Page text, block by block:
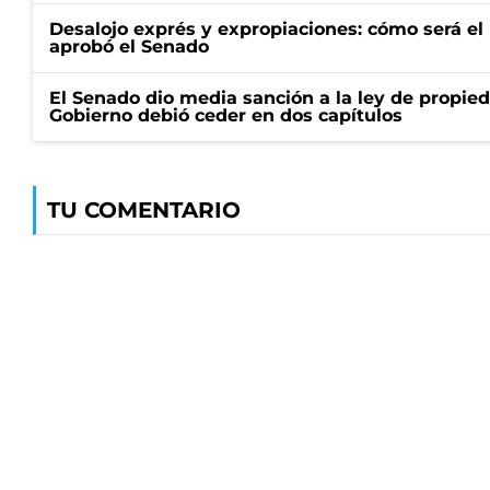
Desalojo exprés y expropiaciones: cómo será
aprobó el Senado
El Senado dio media sanción a la ley de
Gobierno debió ceder en dos capítulos
TU COMENTARIO